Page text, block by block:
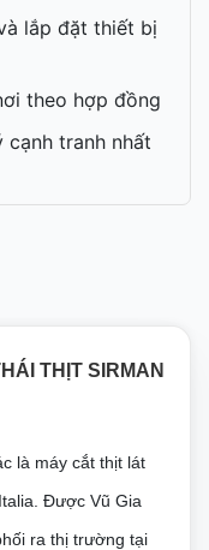
lắp đặt thiết bị
theo hợp đồng
cạnh tranh nhất
THỊT SIRMAN
là máy cắt thịt lát
Được Vũ Gia
ra thị trường tại